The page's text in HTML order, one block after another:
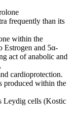
frequently than its
within the
Estrogen and 5α-
act of anabolic and
cardioprotection.
produced within the
Leydig cells (Kostic